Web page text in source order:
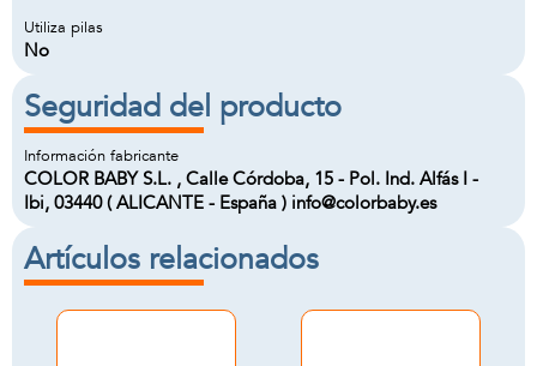
Utiliza pilas
No
Seguridad del producto
Información fabricante
COLOR BABY S.L. , Calle Córdoba, 15 - Pol. Ind. Alfás I -
Ibi, 03440 ( ALICANTE - España ) info@colorbaby.es
Artículos relacionados